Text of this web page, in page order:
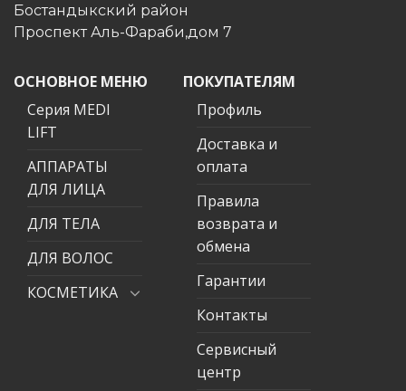
Бостандыкский район
Проспект Аль-Фараби,дом 7
ОСНОВНОЕ МЕНЮ
Серия MEDI
LIFT
АППАРАТЫ
ДЛЯ ЛИЦА
ДЛЯ ТЕЛА
ДЛЯ ВОЛОС
КОСМЕТИКА
ПОКУПАТЕЛЯМ
Профиль
Доставка и
оплата
Правила
возврата и
обмена
Гарантии
Контакты
Сервисный
центр